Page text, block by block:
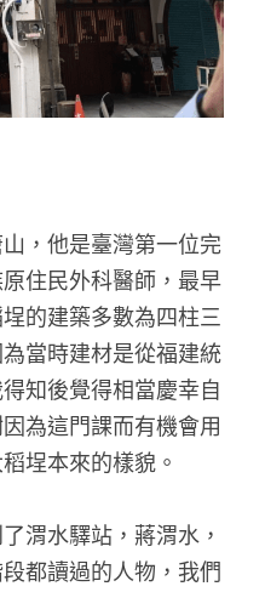
，他是臺灣第一位完
住民外科醫師，最早
的建築多數為四柱三
當時建材是從福建統
知後覺得相當慶幸自
為這門課而有機會用
埕本來的樣貌。
渭水驛站，蔣渭水，
都讀過的人物，我們